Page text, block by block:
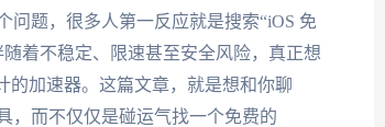
问题，很多人第一反应就是搜索“iOS 免
着不稳定、限速甚至安全风险，真正想
的加速器。这篇文章，就是想和你聊
，而不仅仅是碰运气找一个免费的